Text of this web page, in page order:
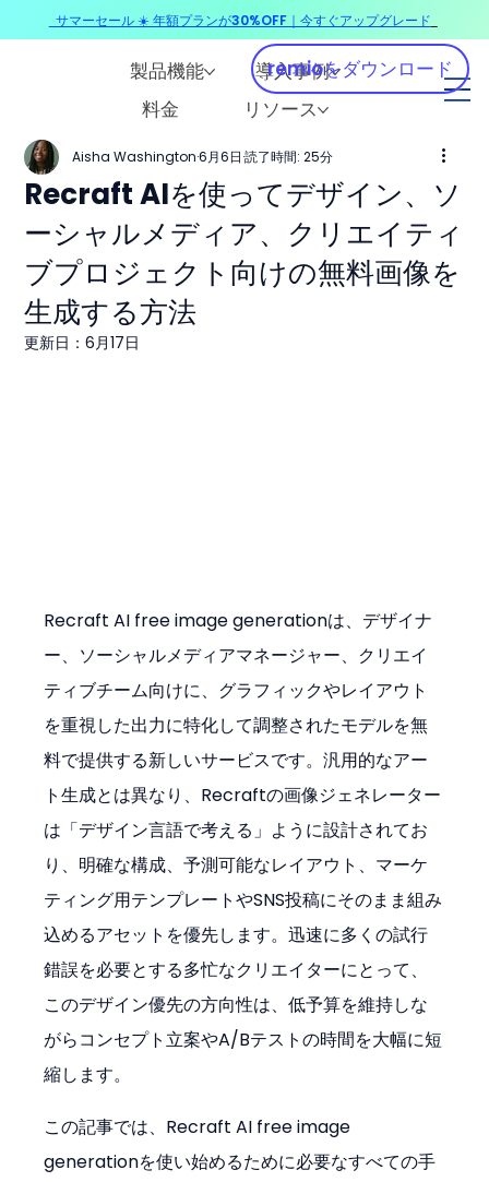
製品機能
導入事例
料金
リソース
remioをダウンロード
Recraft AIを使ってデザイン、ソ
ーシャルメディア、クリエイティ
ブプロジェクト向けの無料画像を
生成する方法
Aisha Washington 6月6日 読了時間: 25分
更新日：6月17日
Recraft AI free image generationは、デザイナ
ー、ソーシャルメディアマネージャー、クリエイ
ティブチーム向けに、グラフィックやレイアウト
を重視した出力に特化して調整されたモデルを無
料で提供する新しいサービスです。汎用的なアー
ト生成とは異なり、Recraftの画像ジェネレーター
は「デザイン言語で考える」ように設計されてお
り、明確な構成、予測可能なレイアウト、マーケ
ティング用テンプレートやSNS投稿にそのまま組み
込めるアセットを優先します。迅速に多くの試行
錯誤を必要とする多忙なクリエイターにとって、
このデザイン優先の方向性は、低予算を維持しな
がらコンセプト立案やA/Bテストの時間を大幅に短
縮します。
この記事では、Recraft AI free image
generationを使い始めるために必要なすべての手
サマーセール ☀️ 年額プランが30%OFF｜今すぐアップグレード